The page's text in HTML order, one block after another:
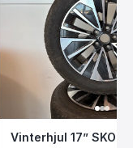
B2-2
Vinterhjul 17”